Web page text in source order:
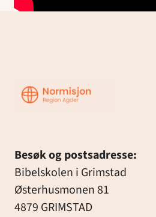
Region
Agder
Besøk og postsadresse:
Bibelskolen i Grimstad
Østerhusmonen 81
4879 GRIMSTAD